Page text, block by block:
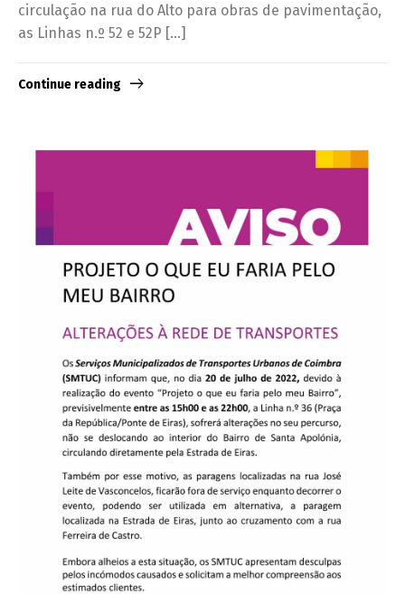
circulação na rua do Alto para obras de pavimentação,
as Linhas n.º 52 e 52P […]
Continue reading